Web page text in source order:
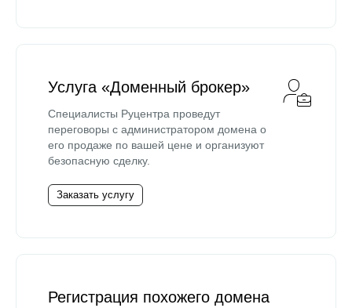
Услуга «Доменный брокер»
Специалисты Руцентра проведут
переговоры с администратором домена о
его продаже по вашей цене и организуют
безопасную сделку.
Заказать услугу
Регистрация похожего домена